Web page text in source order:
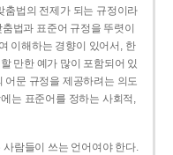
춤법의 전제가 되는 규정이라
법과 표준어 규정을 뚜렷이
이해하는 경향이 있어서, 한
만한 예가 많이 포함되어 있
어문 규정을 제공하려는 의도
는 표준어를 정하는 사회적,
람들이 쓰는 언어여야 한다.